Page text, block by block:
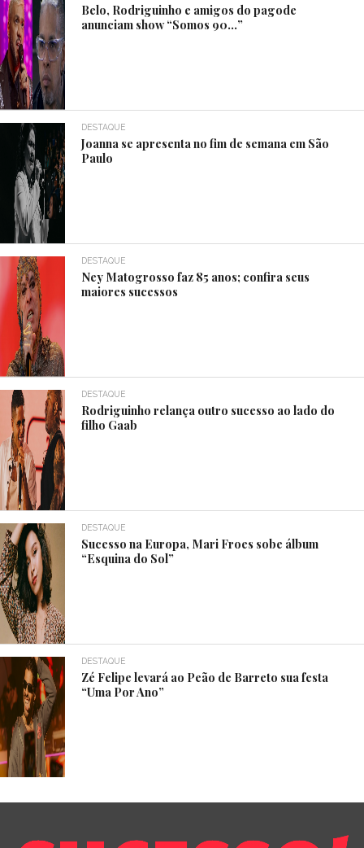
Belo, Rodriguinho e amigos do pagode
anunciam show “Somos 90…”
DESTAQUE
Joanna se apresenta no fim de semana em São
Paulo
DESTAQUE
Ney Matogrosso faz 85 anos; confira seus
maiores sucessos
DESTAQUE
Rodriguinho relança outro sucesso ao lado do
filho Gaab
DESTAQUE
Sucesso na Europa, Mari Froes sobe álbum
“Esquina do Sol”
DESTAQUE
Zé Felipe levará ao Peão de Barreto sua festa
“Uma Por Ano”